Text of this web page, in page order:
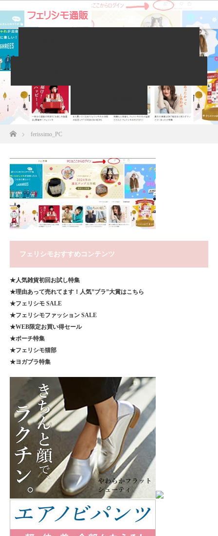
ferissimo_PC
ホームferissimo_PC
フェリシモおすすめコンテンツ
★人気雑貨初回お試し特集
★理由あって売れてます！人気”ブラ”大賞はこちら
★フェリシモ SALE
★フェリシモファッション SALE
★WEB限定お買い得セール
★ポーチ特集
★フェリシモ猫部
★ヨガブラ特集